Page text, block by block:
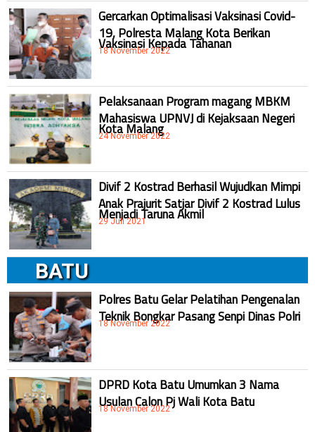
Gercarkan Optimalisasi Vaksinasi Covid-
19, Polresta Malang Kota Berikan
Vaksinasi Kepada Tahanan
18 November 2022
Pelaksanaan Program magang MBKM
Mahasiswa UPNVJ di Kejaksaan Negeri
Kota Malang
24 November 2022
Divif 2 Kostrad Berhasil Wujudkan Mimpi
Anak Prajurit Satjar Divif 2 Kostrad Lulus
Menjadi Taruna Akmil
29 Juli 2021
BATU
Polres Batu Gelar Pelatihan Pengenalan
Teknik Bongkar Pasang Senpi Dinas Polri
18 November 2022
DPRD Kota Batu Umumkan 3 Nama
Usulan Calon Pj Wali Kota Batu
18 November 2022